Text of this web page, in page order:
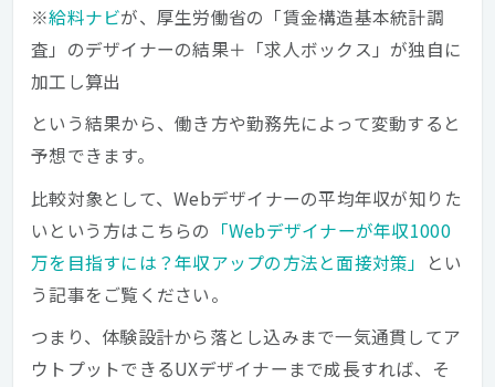
※給料ナビが、厚生労働省の「賃金構造基本統計調
査」のデザイナーの結果＋「求人ボックス」が独自に
加工し算出
という結果から、働き方や勤務先によって変動すると
予想できます。
比較対象として、Webデザイナーの平均年収が知りた
いという方はこちらの 「Webデザイナーが年収1000
万を目指すには？年収アップの方法と面接対策」
とい
う記事をご覧ください。
つまり、体験設計から落とし込みまで一気通貫してア
ウトプットできるUXデザイナーまで成長すれば、そ